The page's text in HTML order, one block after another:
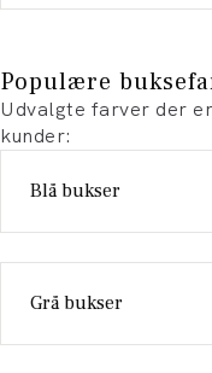
Populære
Udvalgte farver der
kunder:
Blå bukser
Grå bukser